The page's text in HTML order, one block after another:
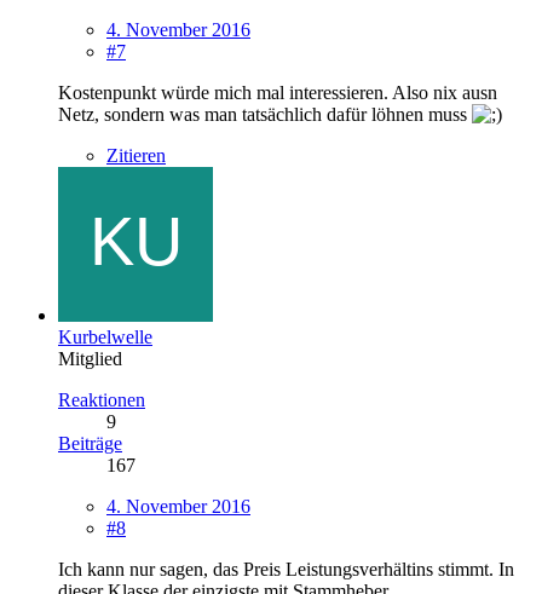
4. November 2016
#7
Kostenpunkt würde mich mal interessieren. Also nix ausn
Netz, sondern was man tatsächlich dafür löhnen muss
Zitieren
Kurbelwelle
Mitglied
Reaktionen
9
Beiträge
167
4. November 2016
#8
Ich kann nur sagen, das Preis Leistungsverhältins stimmt. In